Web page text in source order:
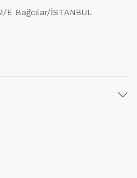
Bağcılar/İSTANBUL